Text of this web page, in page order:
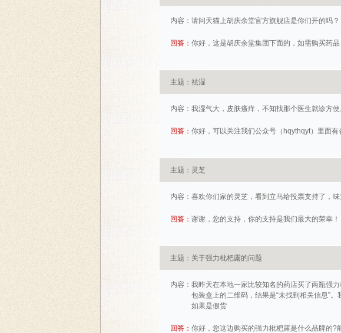
内容： 请问天猫上胡庆余堂官方旗舰店是你们开的吗？
回答： 你好，这是胡庆余堂集团下面的，如需购买药
主题：祛湿
内容： 我湿气大，皮肤瘙痒，不知找那个医生就诊方便
回答： 你好，可以关注我们公众号（hqythqyt）里面
主题：灵芝
内容： 喜欢你们家的灵芝，看到立马给投票支持了，
回答： 谢谢，您的支持，你的支持是我们最大的荣幸！
主题：关于强力枇杷露的问题
内容： 我昨天在本地一家比较知名的药店买了两瓶强
包装盒上的二维码，结果是“未找到相关信息”
如果是假货
回答： 你好，您这边购买的强力枇杷露是什么品牌的?